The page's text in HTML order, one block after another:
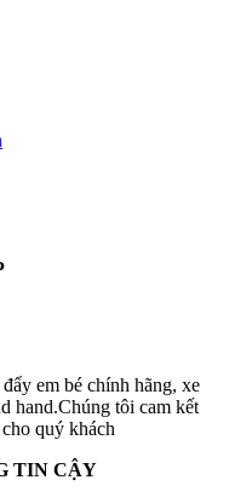
em bé chính hãng, xe
hand.Chúng tôi cam kết
quý khách
TIN CẬY